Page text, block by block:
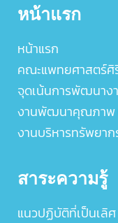
หน้าแรก
หน้าแรก
คณะแพทยศาสตร์ศิ
จุดเน้นการพัฒนาง
งานพัฒนาคุณภาพ
งานบริหารทรัพยา
สาระความรู้
แนวปฏิบัติที่เป็นเลิ